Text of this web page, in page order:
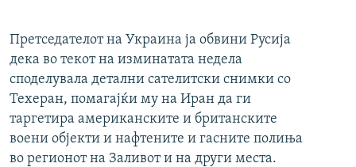
Претседателот на Украина ја обвини Русија
дека во текот на изминатата недела
споделувала детални сателитски снимки со
Техеран, помагајќи му на Иран да ги
таргетира американските и британските
воени објекти и нафтените и гасните полиња
во регионот на Заливот и на други места.